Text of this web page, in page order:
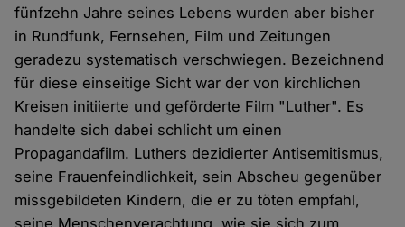
fünfzehn Jahre seines Lebens wurden aber bisher
in Rundfunk, Fernsehen, Film und Zeitungen
geradezu systematisch verschwiegen. Bezeichnend
für diese einseitige Sicht war der von kirchlichen
Kreisen initiierte und geförderte Film "Luther". Es
handelte sich dabei schlicht um einen
Propagandafilm. Luthers dezidierter Antisemitismus,
seine Frauenfeindlichkeit, sein Abscheu gegenüber
missgebildeten Kindern, die er zu töten empfahl,